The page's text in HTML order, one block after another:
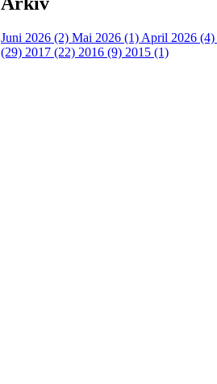
Juni 2026 (2) Mai 2026 (1) April 2026 (4)
(29) 2017 (22) 2016 (9) 2015 (1)